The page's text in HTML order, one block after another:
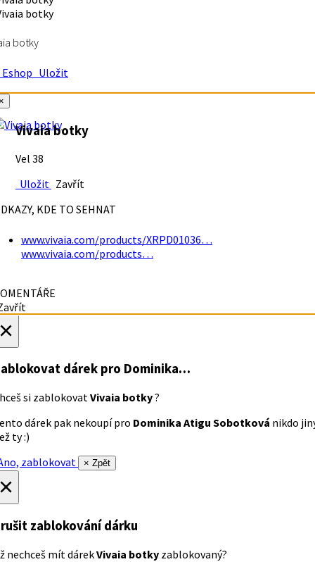
botky
Uložit
Vivaia botky
Vel 38
Uložit Zavřít
KDE TO SEHNAT
www.vivaia.com/products/XRPD01036…
www.vivaia.com/products…
dárek pro Dominika…
si zablokovatVivaia botky?
dárek pak nekoupí pro Dominika Atigu Sobotková nikdo
ty :)
zablokovat
× Zpět
zablokování dárku
nechceš mít dárekVivaia botky zablokovaný?